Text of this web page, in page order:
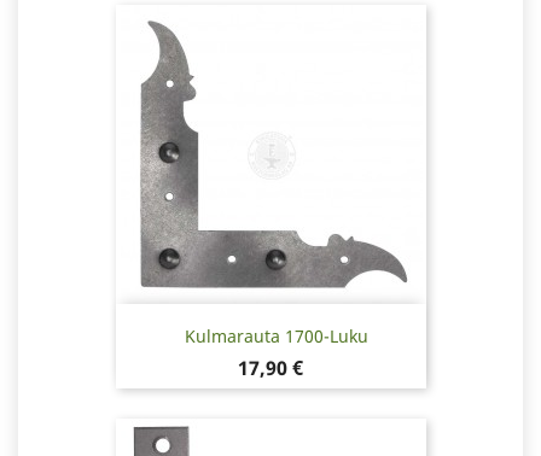
Kulmarauta 1700-Luku
Hinta
17,90 €